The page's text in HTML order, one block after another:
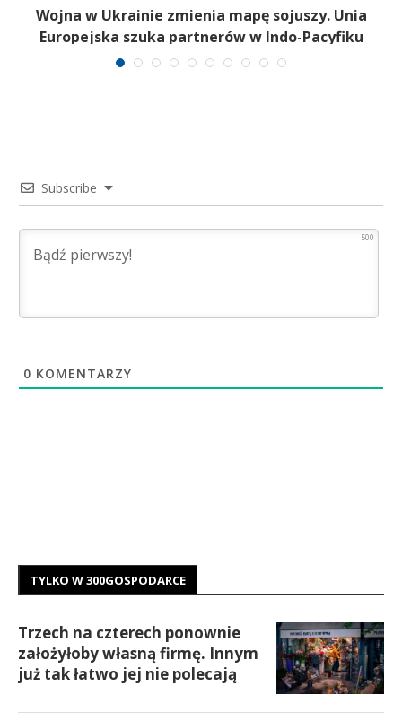
Wojna w Ukrainie zmienia mapę sojuszy. Unia
Europejska szuka partnerów w Indo-Pacyfiku
Subscribe
500
0 KOMENTARZY
TYLKO W 300GOSPODARCE
Trzech na czterech ponownie
założyłoby własną firmę. Innym
już tak łatwo jej nie polecają